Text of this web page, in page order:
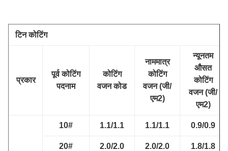
टिन कोटिंग
प्रकार
पूर्व कोटिंग
पदनाम
कोटिंग
वजन कोड
नाममात्र
कोटिंग
वजन (जी/
एम2)
न्यूनतम
औसत
कोटिंग
वजन (जी/
एम2)
10# 1.1/1.1 1.1/1.1 0.9/0.9
20# 2.0/2.0 2.0/2.0 1.8/1.8